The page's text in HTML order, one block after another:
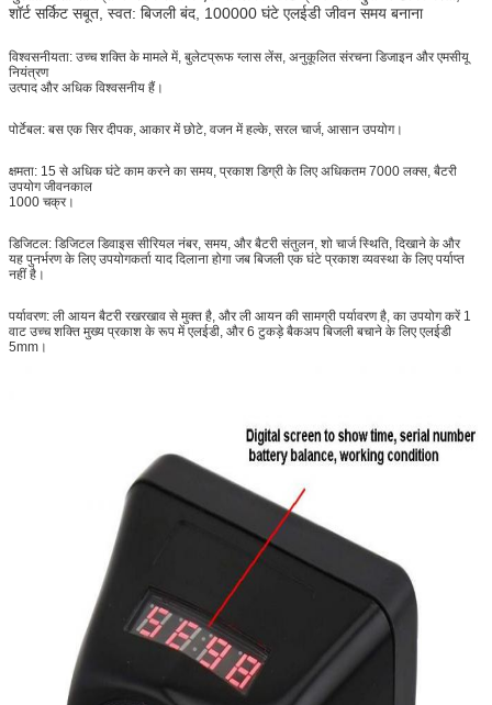
शॉर्ट सर्किट सबूत, स्वत: बिजली बंद, 100000 घंटे एलईडी जीवन समय बनाना
विश्वसनीयता: उच्च शक्ति के मामले में, बुलेटप्रूफ ग्लास लेंस, अनुकूलित संरचना डिजाइन और एमसीयू
नियंत्रण
उत्पाद और अधिक विश्वसनीय हैं।
पोर्टेबल: बस एक सिर दीपक, आकार में छोटे, वजन में हल्के, सरल चार्ज, आसान उपयोग।
क्षमता: 15 से अधिक घंटे काम करने का समय, प्रकाश डिग्री के लिए अधिकतम 7000 लक्स, बैटरी
उपयोग जीवनकाल
1000 चक्र।
डिजिटल: डिजिटल डिवाइस सीरियल नंबर, समय, और बैटरी संतुलन, शो चार्ज स्थिति, दिखाने के और
यह पुनर्भरण के लिए उपयोगकर्ता याद दिलाना होगा जब बिजली एक घंटे प्रकाश व्यवस्था के लिए पर्याप्त
नहीं है।
पर्यावरण: ली आयन बैटरी रखरखाव से मुक्त है, और ली आयन की सामग्री पर्यावरण है, का उपयोग करें 1
वाट उच्च शक्ति मुख्य प्रकाश के रूप में एलईडी, और 6 टुकड़े बैकअप बिजली बचाने के लिए एलईडी
5mm।